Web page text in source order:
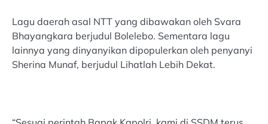
Lagu daerah asal NTT yang dibawakan oleh Svara
Bhayangkara berjudul Bolelebo. Sementara lagu
lainnya yang dinyanyikan dipopulerkan oleh penyanyi
Sherina Munaf, berjudul Lihatlah Lebih Dekat.